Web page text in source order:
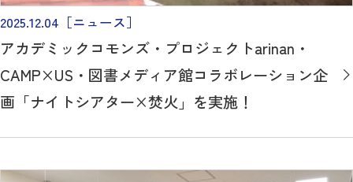
2025.12.04 ［ニュース］
アカデミックコモンズ・プロジェクトarinan・
CAMP×US・図書メディア館コラボレーション企
画「ナイトシアター×焚火」を実施！